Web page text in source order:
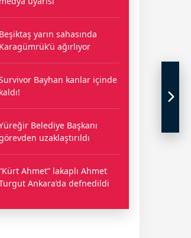
Beşiktaş yarın sahasında
Karagümrük’ü ağırlıyor
Bayhan kanlar içinde
kaldı!
Belediye Başkanı
uzaklaştırıldı
Ahmet” lakaplı Ahmet
Ankara’da defnedildi